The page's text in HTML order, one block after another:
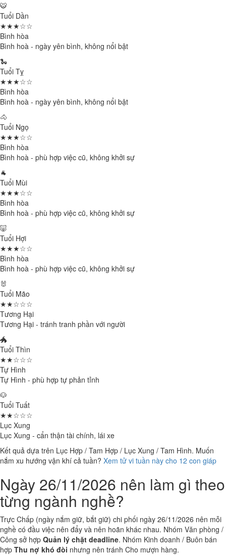
🐯
Tuổi Dần
★★★☆☆
Bình hòa
Bình hoà - ngày yên bình, không nổi bật
🐍
Tuổi Tỵ
★★★☆☆
Bình hòa
Bình hoà - ngày yên bình, không nổi bật
🐴
Tuổi Ngọ
★★★☆☆
Bình hòa
Bình hoà - phù hợp việc cũ, không khởi sự
🐐
Tuổi Mùi
★★★☆☆
Bình hòa
Bình hoà - phù hợp việc cũ, không khởi sự
🐷
Tuổi Hợi
★★★☆☆
Bình hòa
Bình hoà - phù hợp việc cũ, không khởi sự
🐰
Tuổi Mão
★★☆☆☆
Tương Hại
Tương Hại - tránh tranh phần với người
🐲
Tuổi Thìn
★★☆☆☆
Tự Hình
Tự Hình - phù hợp tự phản tỉnh
🐶
Tuổi Tuất
★★☆☆☆
Lục Xung
Lục Xung - cẩn thận tài chính, lái xe
Kết quả dựa trên Lục Hợp / Tam Hợp / Lục Xung / Tam Hình. Muốn
nắm xu hướng vận khí cả tuần? Xem tử vi tuần này cho 12 con giáp
Ngày 26/11/2026 nên làm gì theo
từng ngành nghề?
Trực Chấp (ngày nắm giữ, bắt giữ) chi phối ngày 26/11/2026 nên mỗi
nghề có đầu việc nên đẩy và nên hoãn khác nhau. Nhóm Văn phòng /
Công sở hợp Quản lý chặt deadline. Nhóm Kinh doanh / Buôn bán
hợp Thu nợ khó đòi nhưng nên tránh Cho mượn hàng.